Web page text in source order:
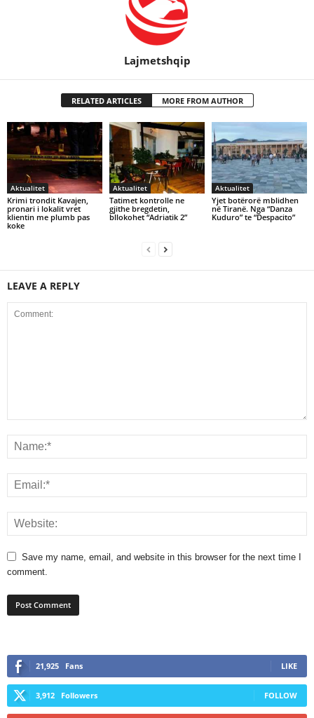
Lajmetshqip
RELATED ARTICLES MORE FROM AUTHOR
Aktualitet
Krimi trondit Kavajen,
pronari i lokalit vret
klientin me plumb pas
koke
Aktualitet
Tatimet kontrolle ne
gjithe bregdetin,
bllokohet “Adriatik 2”
Aktualitet
Yjet botërorë mblidhen
në Tiranë. Nga “Danza
Kuduro” te “Despacito”
LEAVE A REPLY
Save my name, email, and website in this browser for the next time I
comment.
21,925 Fans LIKE
3,912 Followers FOLLOW